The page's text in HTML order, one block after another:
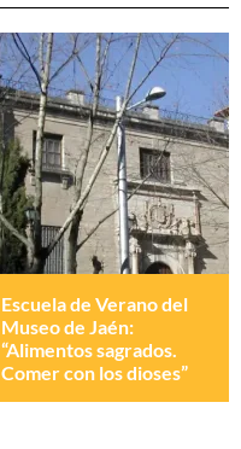
Escuela de Verano del
Museo de Jaén:
“Alimentos sagrados.
Comer con los dioses”